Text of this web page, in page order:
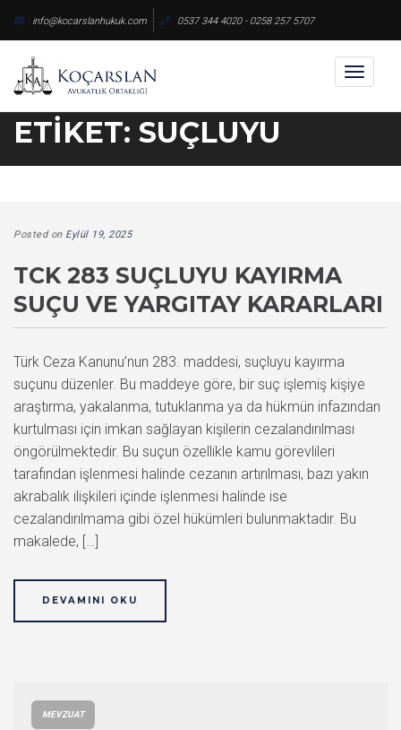
content
info@kocarslanhukuk.com 0537 344 4020 - 0258 257 5707
Toggle
ETIKET: SUÇLUYU
Posted on Eylül 19, 2025
TCK 283 SUÇLUYU KAYIRMA
SUÇU VE YARGITAY KARARLARI
Türk Ceza Kanunu’nun 283. maddesi, suçluyu kayırma
suçunu düzenler. Bu maddeye göre, bir suç işlemiş kişiye
araştırma, yakalanma, tutuklanma ya da hükmün infazından
kurtulması için imkan sağlayan kişilerin cezalandırılması
öngörülmektedir. Bu suçun özellikle kamu görevlileri
tarafından işlenmesi halinde cezanın artırılması, bazı yakın
akrabalık ilişkileri içinde işlenmesi halinde ise
cezalandırılmama gibi özel hükümleri bulunmaktadır. Bu
makalede, […]
DEVAMINI OKU
MEVZUAT